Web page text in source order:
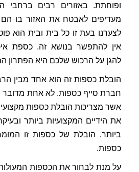
ופוחתת. באזורים רבים ברחבי
מעדיפים לאבטח את האזור בו
לצערנו בעת זו כל בית ובית הוא
אין להתפשר בנושא זה. כספת
להגן על הרכוש שלכם היא הפתרון
הובלת כספות זה הוא אחד מבין
חברת סייף כספות. לא אחת מדובר
אשר מצריכות הובלת כספות
את הידיים המקצועיות ביותר
ביותר. הובלת של כספות זו
כספות.
על מנת לבחור את הכספות